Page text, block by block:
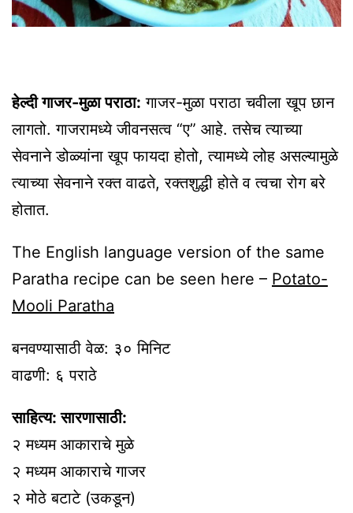
हेल्दी गाजर-मुळा पराठा: गाजर-मुळा पराठा चवीला खूप छान
लागतो. गाजरामध्ये जीवनसत्व “ए” आहे. तसेच त्याच्या
सेवनाने डोळ्यांना खूप फायदा होतो, त्यामध्ये लोह असल्यामुळे
त्याच्या सेवनाने रक्त वाढते, रक्तशुद्धी होते व त्वचा रोग बरे
होतात.
The English language version of the same
Paratha recipe can be seen here – Potato-
Mooli Paratha
बनवण्यासाठी वेळ: ३० मिनिट
वाढणी: ६ पराठे
साहित्य: सारणासाठी:
२ मध्यम आकाराचे मुळे
२ मध्यम आकाराचे गाजर
२ मोठे बटाटे (उकडून)